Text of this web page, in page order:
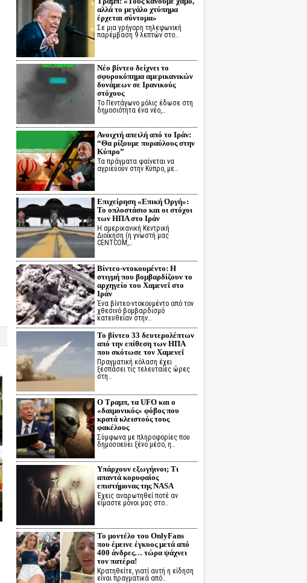
αλλά το μεγάλο χτύπημα
έρχεται σύντομα»
Σε μια γρήγορη τηλεφωνική
παρέμβαση 9 λεπτών στο…
Νέο βίντεο δείχνει το
σφυροκόπημα αμερικανικών
δυνάμεων σε Ιρανικούς
στόχους
Το Πεντάγωνο μόλις έδωσε στη
δημοσιότητα ένα νέο,…
Ανοιχτή απειλή από το Ιράν:
“Θα ρίξουμε πυραύλους στην
Κύπρο”
Τα πράγματα φαίνεται να
αγριεύουν στην Κύπρο, με…
Επιχείρηση «Επική Οργή»:
Το οπλοστάσιο και οι στόχοι
των ΗΠΑ στο Ιράν
Η αμερικανική Κεντρική
Διοίκηση (η γνωστή μας
CENTCOM,…
Βίντεο-ντοκουμέντο: Η
στιγμή που βομβαρδίζουν το
αρχηγείο του Χαμενεΐ στο
Ιράν
Ένα βίντεο-ντοκουμέντο από τον
χθεσινό βομβαρδισμό
κατευθείαν στην…
Το βίντεο 33 δευτερολέπτων
από την επίθεση των ΗΠΑ
που σκότωσε τον Χαμενεΐ
Πραγματική κόλαση έχει
ξεσπάσει τις τελευταίες ώρες
στη…
Ο Τραμπ, τα UFO και ο
«δαιμονικός» φόβος που
κρατά κλειστούς τους
φακέλους
Σύμφωνα με πληροφορίες που
δημοσοεύει ξένο μέσο, η…
Υπάρχουν εξωγήινοι; Τι
απαντά κορυφαίος
επιστήμονας της NASA
Έχεις αναρωτηθεί ποτέ αν
είμαστε μόνοι μας στο…
Το μοντέλο του OnlyFans
που έμεινε έγκυος μετά από
400 άνδρες… τώρα ψάχνει
τον πατέρα!
Κρατηθείτε, γιατί αυτή η είδηση
είναι πραγματικά από…